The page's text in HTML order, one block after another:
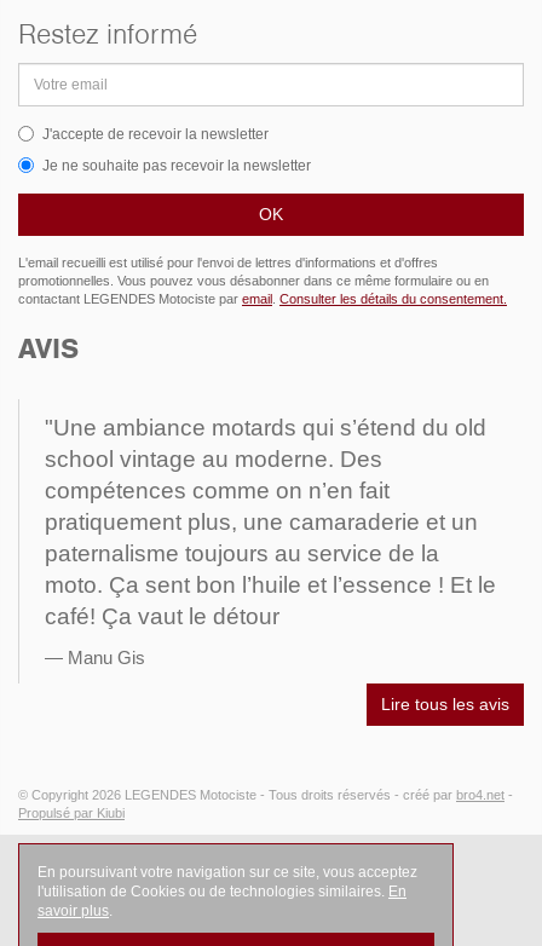
Restez informé
email
J'accepte de recevoir la newsletter
Je ne souhaite pas recevoir la newsletter
L'email recueilli est utilisé pour l'envoi de lettres d'informations et d'offres
promotionnelles. Vous pouvez vous désabonner dans ce même formulaire ou en
contactant LEGENDES Motociste par email Consulter les détails du consentement.
AVIS
"Une ambiance motards qui s’étend du old
school vintage au moderne. Des
compétences comme on n’en fait
pratiquement plus, une camaraderie et un
paternalisme toujours au service de la
moto. Ça sent bon l’huile et l’essence ! Et le
café! Ça vaut le détour
Manu Gis
Lire tous les avis
© Copyright 2026 LEGENDES Motociste - Tous droits réservés - créé par bro4.net -
Propulsé par Kiubi
En poursuivant votre navigation sur ce site, vous acceptez
l'utilisation de Cookies ou de technologies similaires. En
savoir plus